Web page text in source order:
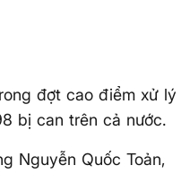
đợt cao điểm xử lý
bị can trên cả nước.
Nguyễn Quốc Toản,